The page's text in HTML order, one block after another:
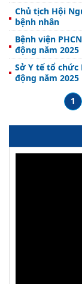
Chủ tịch Hội
bệnh nhân
Bệnh viện
động năm 2025
Sở Y tế tổ
động năm 2025
1